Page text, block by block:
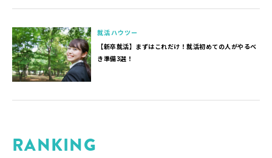
就活ハウツー
【新卒就活】まずはこれだけ！就活初めての人がやるべ
き準備3選！
RANKING